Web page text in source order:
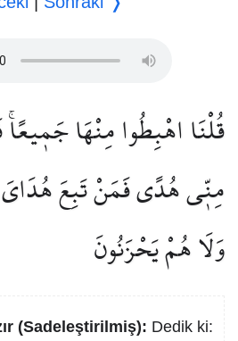
قُلْنَا اهْبِطُوا مِنْهَا جَم۪يعًاۚ
مِنّ۪ي هُدًى فَمَنْ تَبِعَ
وَلَا هُمْ يَحْزَنُونَ
(Sadeleştirilmiş): Dedik ki: